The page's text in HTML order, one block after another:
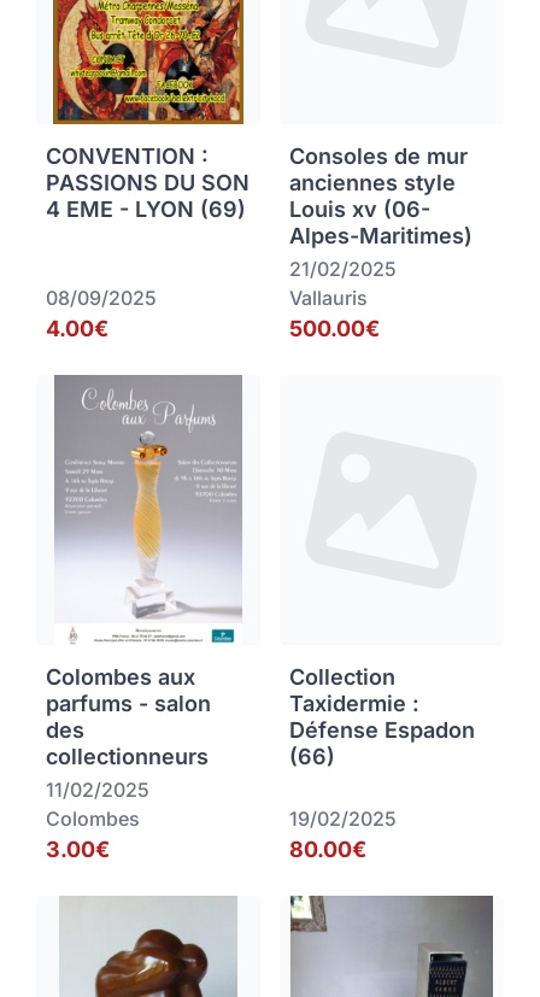
CONVENTION :
PASSIONS DU SON
4 EME - LYON (69)
08/09/2025
4.00€
Consoles de mur
anciennes style
Louis xv (06-
Alpes-Maritimes)
21/02/2025
Vallauris
500.00€
Colombes aux
parfums - salon
des
collectionneurs
11/02/2025
Colombes
3.00€
Collection
Taxidermie :
Défense Espadon
(66)
19/02/2025
80.00€